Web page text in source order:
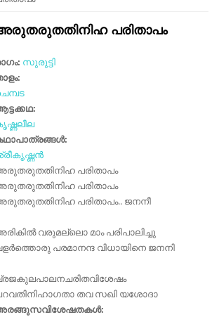
പരിതാപം
സുരുട്ടി
പരിതാപം
പരിതാപം
പരിതാപം.. ജനനീ
വരുമല്ലൊ മാം പരിപാലിച്ചു
പരമാനന്ദ വിധായിനെ ജനനി
തവ സഖി യശോദാ